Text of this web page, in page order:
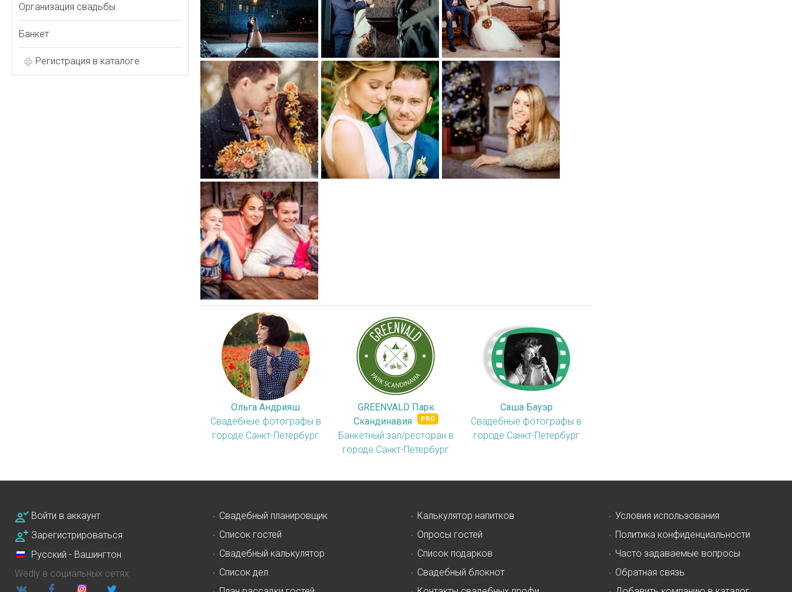
Ольга Андрияш
Свадебные фотографы в
городе Санкт-Петербург
GREENVALD Парк
Скандинавия
Банкетный зал/ресторан в
городе Санкт-Петербург
Саша Бауэр
Свадебные фотографы в
городе Санкт-Петербург
Организация свадьбы
Банкет
Регистрация в каталоге
Войти в аккаунт
Зарегистрироваться
Русский - Вашингтон
Wedly в социальных сетях
Свадебный планировщик
Список гостей
Свадебный калькулятор
Список дел
Калькулятор напитков
Опросы гостей
Список подарков
Свадебный блокнот
Условия использования
Политика конфиденциальности
Часто задаваемые вопросы
Обратная связь